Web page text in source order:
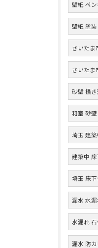
壁紙 ペ
壁紙 塗
さいたま
さいたま
砂壁 掻
和室 砂
埼玉 建
建築中
埼玉 床
漏水 水
水漏れ
漏水 防